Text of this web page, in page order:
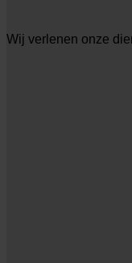
Wij verlenen onze